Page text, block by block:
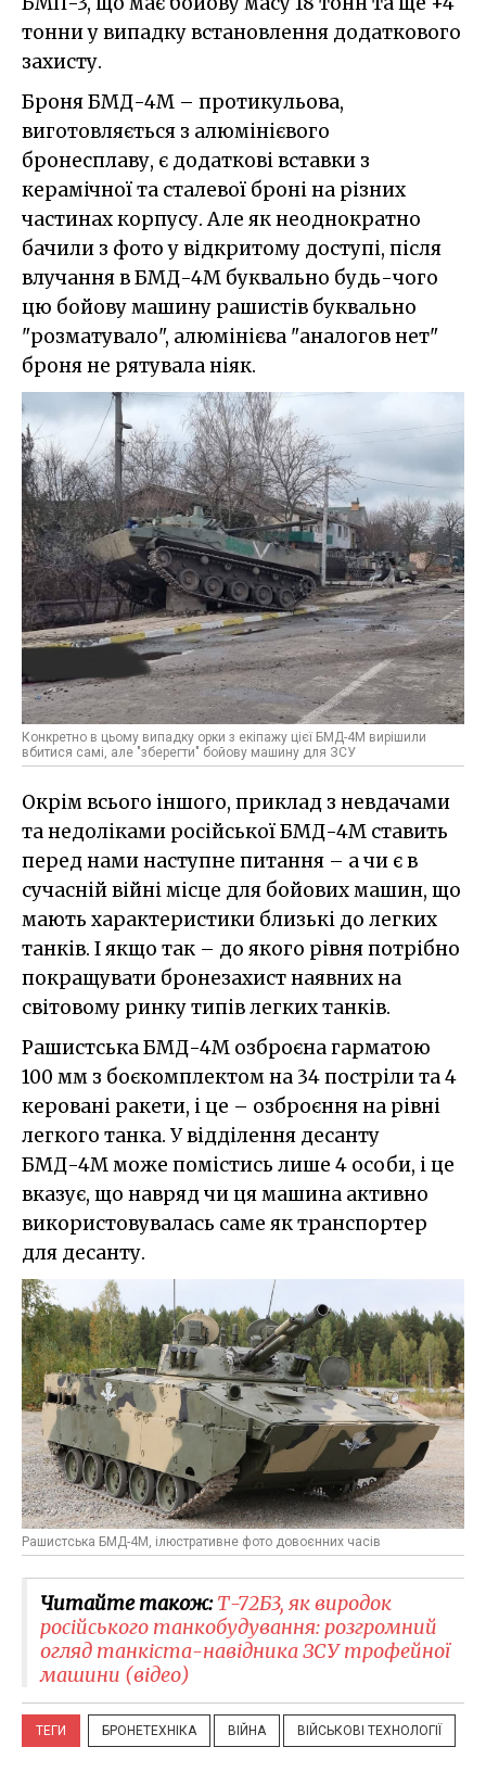
тонни у випадку встановлення додаткового
захисту.
Броня БМД-4М – протикульова,
виготовляється з алюмінієвого
бронесплаву, є додаткові вставки з
керамічної та сталевої броні на різних
частинах корпусу. Але як неоднократно
бачили з фото у відкритому доступі, після
влучання в БМД-4М буквально будь-чого
цю бойову машину рашистів буквально
"розматувало", алюмінієва "аналогов нет"
броня не рятувала ніяк.
Конкретно в цьому випадку орки з екіпажу цієї БМД-4М вирішили
вбитися самі, але "зберегти" бойову машину для ЗСУ
Окрім всього іншого, приклад з невдачами
та недоліками російської БМД-4М ставить
перед нами наступне питання – а чи є в
сучасній війні місце для бойових машин, що
мають характеристики близькі до легких
танків. І якщо так – до якого рівня потрібно
покращувати бронезахист наявних на
світовому ринку типів легких танків.
Рашистська БМД-4М озброєна гарматою
100 мм з боєкомплектом на 34 постріли та 4
керовані ракети, і це – озброєння на рівні
легкого танка. У відділення десанту
БМД-4М може помістись лише 4 особи, і це
вказує, що навряд чи ця машина активно
використовувалась саме як транспортер
для десанту.
Рашистська БМД-4М, ілюстративне фото довоєнних часів
Читайте також:Т-72Б3, як виродок
російського танкобудування: розгромний
огляд танкіста-навідника ЗСУ трофейної
машини (відео)
ТЕГИ БРОНЕТЕХНІКА ВІЙНА ВІЙСЬКОВІ ТЕХНОЛОГІЇ